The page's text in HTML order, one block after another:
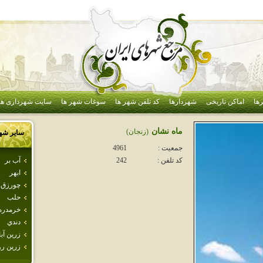
اماکن تاریخی شهردارها کد تلفن شهر ها سوغات شهر ها سایت شهرداری
سایر
آب بر
ابهر
چورزق
حلب
دندي
زرين
زرين
ماه نشان (زنجان)
جمعیت :
4961
کد تلفن :
242